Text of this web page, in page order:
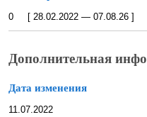
0 [ 28.02.2022 — 07.08.26 ]
Дополнительная
Дата изменения
11.07.2022